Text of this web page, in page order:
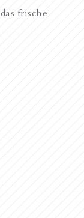
frische